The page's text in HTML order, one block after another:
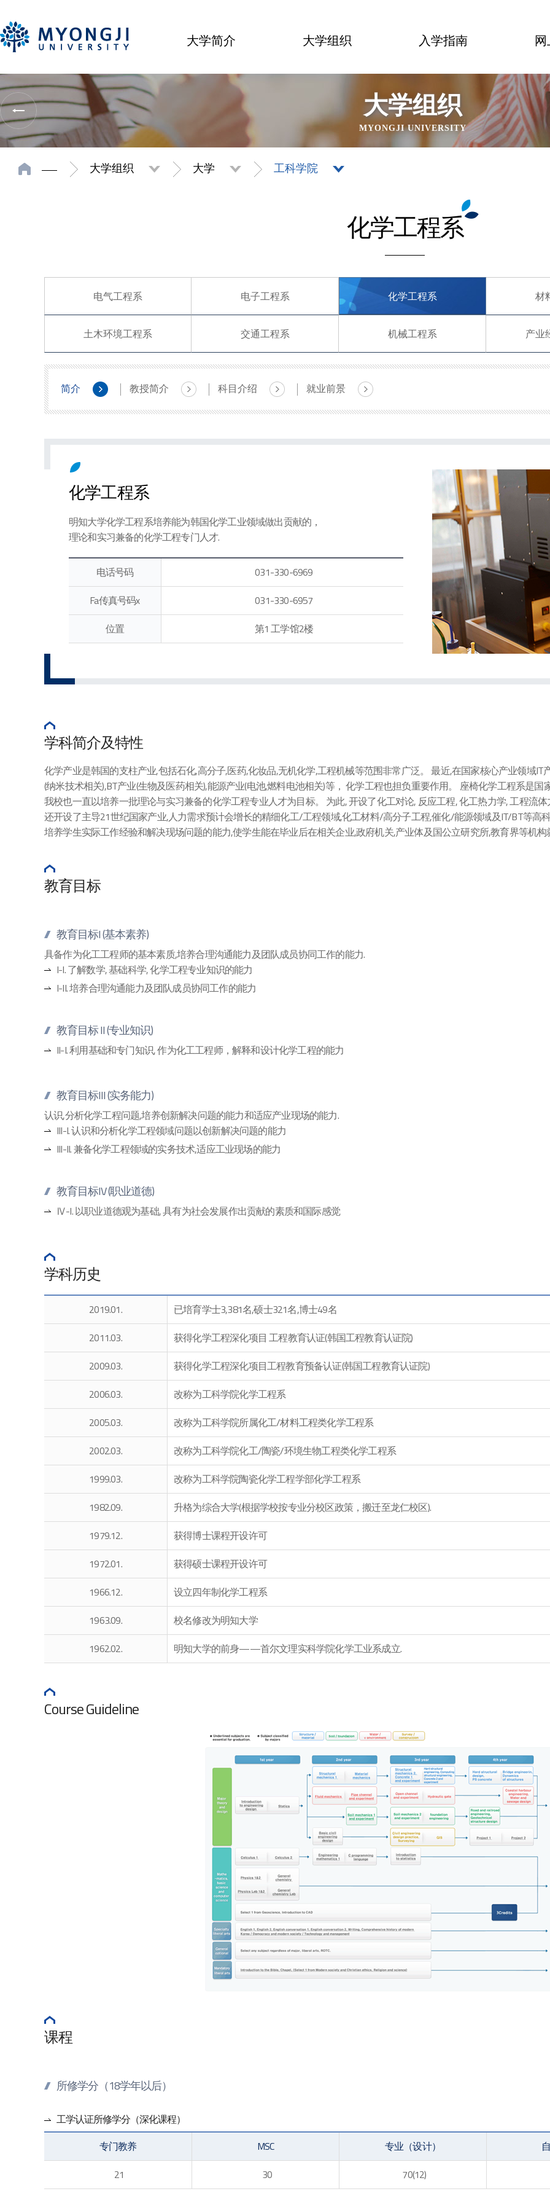
大学简介 大学组织 入学指南
大学组织
MYONGJI UNIVERSITY
大学组织 大学 工科学院
化学工程系
电气工程系 电子工程系 化学工程系
简介 教授简介 科目介绍 就业前景
材
土木环境工程系 交通工程系 机械工程系 产业
化学工程系
明知大学化学工程系培养能为韩国化学工业领域做出贡献的，
理论和实习兼备的化学工程专门人才.
电话号码
031-330-6969
Fa传真号码x
031-330-6957
位置
第1 工学馆2楼
学科简介及特性
化学产业是韩国的支柱产业,包括石化,高分子,医药,化妆品,无机化学,工程机械等范围非常广泛。 最近,在国家核心产业领域IT
(纳米技术相关),BT产业(生物及医药相关),能源产业(电池,燃料电池相关)等， 化学工程也担负重要作用。 座椅化学工程系是
我校也一直以培养一批理论与实习兼备的化学工程专业人才为目标。 为此, 开设了化工对论, 反应工程, 化工热力学, 工程流
还开设了主导21世纪国家产业,人力需求预计会增长的精细化工/工程领域,化工材料/高分子工程,催化/能源领域及IT/BT等高
培养学生实际工作经验和解决现场问题的能力,使学生能在毕业后在相关企业,政府机关,产业体及国公立研究所,教育界等机构
教育目标
教育目标I (基本素养)
具备作为化工工程师的基本素质,培养合理沟通能力及团队成员协同工作的能力.
I-I. 了解数学, 基础科学, 化学工程专业知识的能力
I-II. 培养合理沟通能力及团队成员协同工作的能力
教育目标 II (专业知识)
II-I. 利用基础和专门知识, 作为化工工程师，解释和设计化学工程的能力
教育目标III (实务能力)
认识,分析化学工程问题,培养创新解决问题的能力和适应产业现场的能力.
III-I. 认识和分析化学工程领域问题以创新解决问题的能力
III-II. 兼备化学工程领域的实务技术,适应工业现场的能力
教育目标IV (职业道德)
Ⅳ-I. 以职业道德观为基础, 具有为社会发展作出贡献的素质和国际感觉
学科历史
2019.01.
已培育学士3,381名,硕士321名,博士49名
2011.03.
获得化学工程深化项目 工程教育认证(韩国工程教育认证院)
2009.03.
获得化学工程深化项目工程教育预备认证(韩国工程教育认证院)
2006.03.
改称为工科学院化学工程系
2005.03.
改称为工科学院所属化工/材料工程类化学工程系
2002.03.
改称为工科学院化工/陶瓷/环境生物工程类化学工程系
1999.03.
改称为工科学院陶瓷化学工程学部化学工程系
1982.09.
升格为综合大学(根据学校按专业分校区政策，搬迁至龙仁校区).
1979.12.
获得博士课程开设许可
1972.01.
获得硕士课程开设许可
1966.12.
设立四年制化学工程系
1963.09.
校名修改为明知大学
1962.02.
明知大学的前身——首尔文理实科学院化学工业系成立.
Course Guideline
课程
所修学分（18学年以后）
工学认证所修学分（深化课程）
专门教养
MSC 专业（设计）
21
30 70(12)